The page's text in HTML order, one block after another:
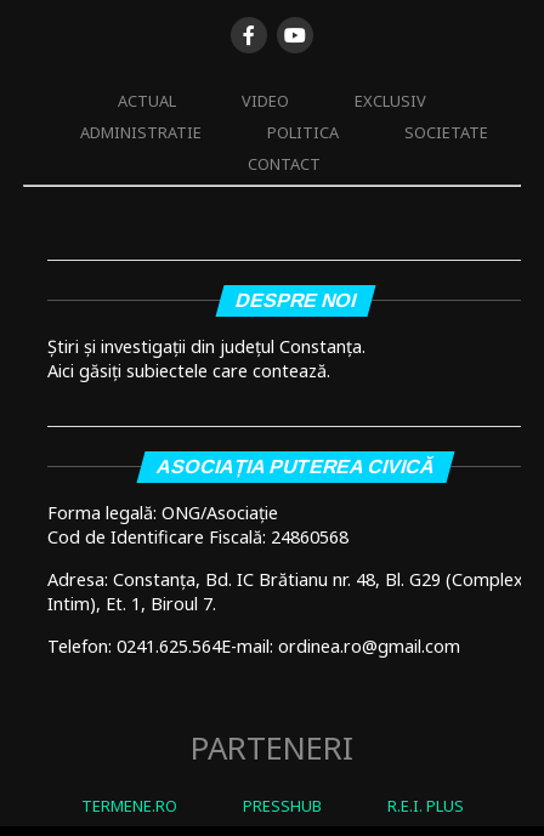
ACTUAL VIDEO
EXCLUSIV
ADMINISTRATIE
POLITICA
SOCIETATE
CONTACT
DESPRE NOI
Știri și investigații din județul Constanța.
Aici găsiți subiectele care contează.
ASOCIAȚIA PUTEREA CIVICĂ
Forma legală: ONG/Asociație
Cod de Identificare Fiscală: 24860568
Adresa: Constanța, Bd. IC Brătianu nr. 48, Bl. G29 (Complex
Intim), Et. 1, Biroul 7.
Telefon: 0241.625.564E-mail: ordinea.ro@gmail.com
PARTENERI
TERMENE.RO PRESSHUB R.E.I. PLUS